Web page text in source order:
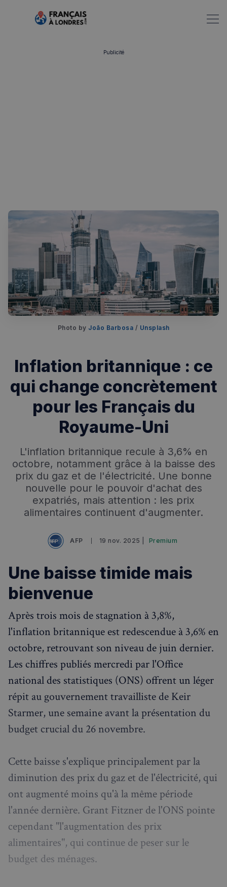
Recherche Chatbot IA
RECHERCHES POPULAIRES
Annuaire des professionnels
Visites guidées
Publicité
Photo by João Barbosa / Unsplash
Inflation britannique : ce
qui change concrètement
pour les Français du
Royaume-Uni
L'inflation britannique recule à 3,6% en
octobre, notamment grâce à la baisse des
prix du gaz et de l'électricité. Une bonne
nouvelle pour le pouvoir d'achat des
expatriés, mais attention : les prix
alimentaires continuent d'augmenter.
AFP 19 nov. 2025 | Premium
Une baisse timide mais
bienvenue
Après trois mois de stagnation à 3,8%,
l'inflation britannique est redescendue à 3,6% en
octobre, retrouvant son niveau de juin dernier.
Les chiffres publiés mercredi par l'Office
national des statistiques (ONS) offrent un léger
répit au gouvernement travailliste de Keir
Starmer, une semaine avant la présentation du
budget crucial du 26 novembre.
Cette baisse s'explique principalement par la
diminution des prix du gaz et de l'électricité, qui
ont augmenté moins qu'à la même période
l'année dernière. Grant Fitzner de l'ONS pointe
cependant "l'augmentation des prix
alimentaires", qui continue de peser sur le
budget des ménages.